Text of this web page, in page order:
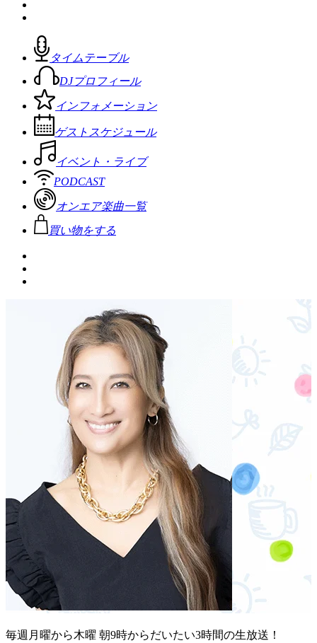
タイムテーブル
DJプロフィール
インフォメーション
ゲストスケジュール
イベント・ライブ
PODCAST
オンエア楽曲一覧
買い物をする
毎週月曜から木曜 朝9時からだいたい3時間の生放送！